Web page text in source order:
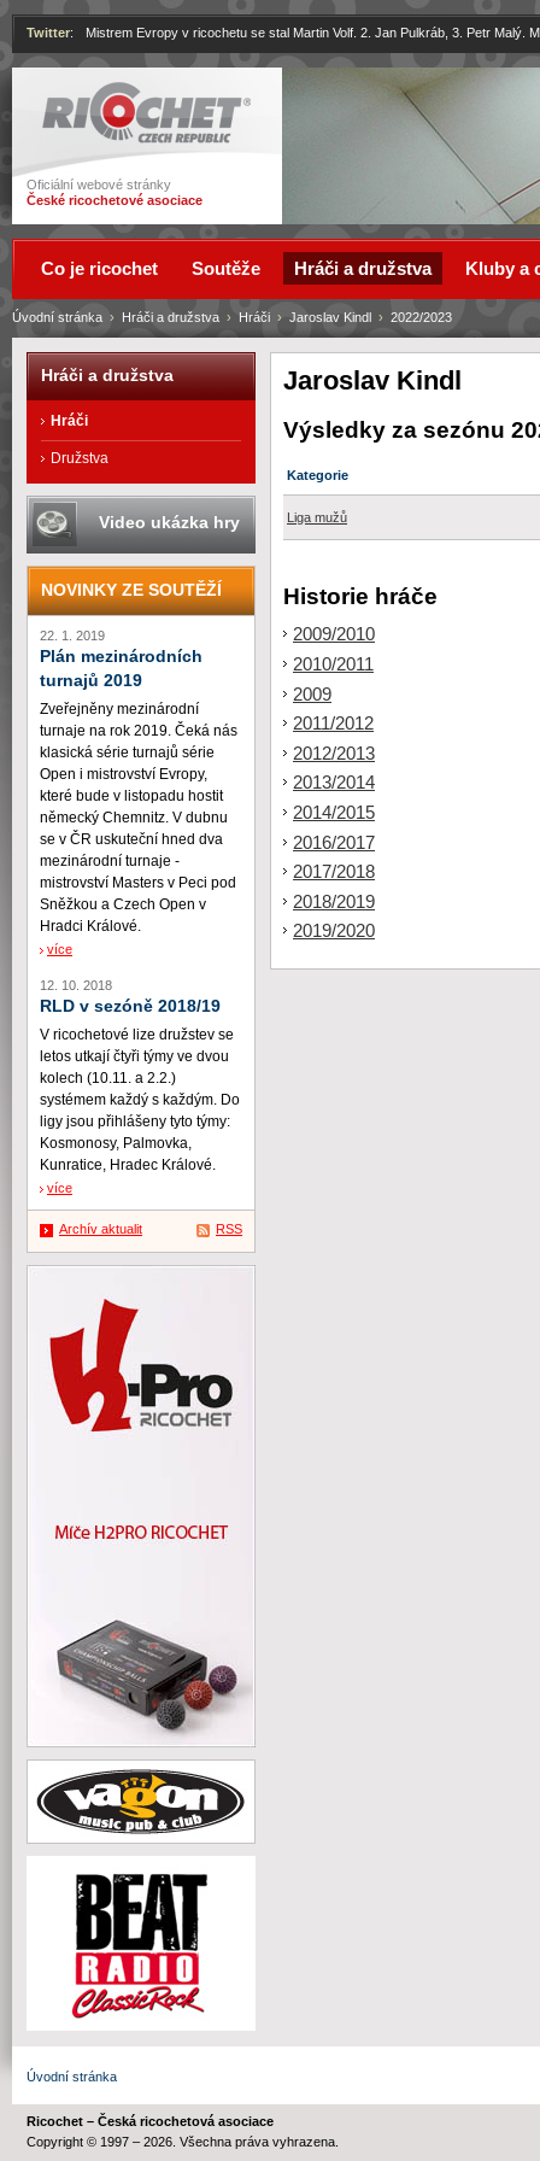
Ricochet
Oficiální webové stránky
České ricochetové asociace
Twitter: Mistrem Evropy v ricochetu se stal Martin Volf. 2. Jan Pulkráb, 3. Petr Malý.
Jaroslav Kindl
Výsledky za sezónu
Kategorie
Liga mužů
Historie hráče
2009/2010
2010/2011
2009
2011/2012
2012/2013
2013/2014
2014/2015
2016/2017
2017/2018
2018/2019
2019/2020
Úvodní stránka › Hráči a družstva › Hráči › Jaroslav Kindl › 2022/2023
Co je ricochet Soutěže Hráči a družstva Kluby a
Hráči a družstva
Hráči
Družstva
Video ukázka hry
NOVINKY ZE SOUTĚŽÍ
22. 1. 2019
Plán mezinárodních
turnajů 2019
Zveřejněny mezinárodní
turnaje na rok 2019. Čeká nás
klasická série turnajů série
Open i mistrovství Evropy,
které bude v listopadu hostit
německý Chemnitz. V dubnu
se v ČR uskuteční hned dva
mezinárodní turnaje -
mistrovství Masters v Peci pod
Sněžkou a Czech Open v
Hradci Králové.
více
12. 10. 2018
RLD v sezóně 2018/19
V ricochetové lize družstev se
letos utkají čtyři týmy ve dvou
kolech (10.11. a 2.2.)
systémem každý s každým. Do
ligy jsou přihlášeny tyto týmy:
Kosmonosy, Palmovka,
Kunratice, Hradec Králové.
více
Archív aktualit RSS
Úvodní stránka
Ricochet – Česká ricochetová asociace
Copyright © 1997 – 2026. Všechna práva vyhrazena.